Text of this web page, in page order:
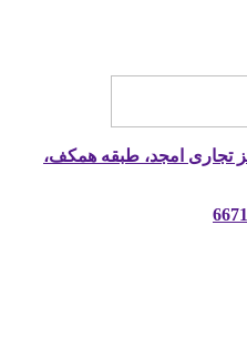
تجاری امجد، طبقه همکف،